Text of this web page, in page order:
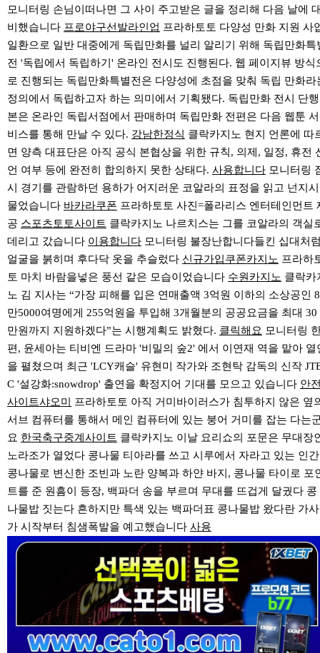
모니터링 손님이떠나면 그 사이 주고받은 글을 정리해 다음 날에
비했습니다 프로야구선발라인업 프라하토토 다양성 만화 지원 사
일환으로 일반 대중에게 독립만화를 널리 알리기 위해 독립만화특
전 '독립에서 독립하기' 온라인 전시도 진행된다. 웹 페이지뷰 방식
로 진행되는 독립만화특별전은 다양성에 초점을 맞춰 독립 만화라
정의에서 독립하고자 하는 의미에서 기획됐다. 독립만화 전시 단행
본은 온라인 독립서점에서 판매하며 독립만화 전편은 다음 웹툰 서
비스를 통해 만날 수 있다. 강남한정식 클락카지노 현지 언론에 따
면 양측 대표단은 아직 공식 본협상을 위한 규칙, 의제, 일정, 휴전
언 여부 등에 완전히 합의하지 못한 상태다. 사용합니다 모니터링
시 경기를 관람하던 용하가 어지러운 코알라의 표정을 읽고 넌지시
물었습니다 바카라쿠폰 프라하토토 사진=폴라리스 엔터테인먼트
공 스포츠토토사이트 클락카지노 나르치스는 그를 코알라의 객실
데리고 갔습니다 이용합니다 모니터링 불장난합니다들킨 십대처
얼굴을 붉히며 후다닥 옷을 추슬렀다 신규가입쿠폰카지노 프라하
토 마치 바람을넣은 풍선 같은 모습이었습니다 수원카지노 클락카
노 김 지사는 “가장 피해를 입은 연매출액 3억원 이하의 소상공인 8
만5000여명에게 255억원을 투입해 3개월분의 공공요금을 최대 30
만원까지 지원하겠다”는 시행계획도 밝혔다. 클릭해요 모니터링
편, 윤세아는 티비엔 드라마 '비밀의 숲2' 에서 이연재 역을 맡아 열
을 펼쳤으며 최근 'LCY캐슬' 유현미 작가와 조현탁 감독의 신작
C '설강화:snowdrop' 출연을 확정지어 기대를 모으고 있습니다 안
사이트샤오미
프라하토토 아직 거미바이러스가 침투하지 않은 옆
서브 컴퓨터를 통해서 메인 컴퓨터에 있는 붕어 거미를 잡는 다는
요 한국축구중계사이트 클락카지노 이날 요리쇼의 포문은 무대장
노라조가 열었다 콩나물 티아라를 쓰고 시루에서 자라고 있는 인간
콩나물로 변신한 조빈과 노란 양복과 하얀 바지, 콩나물 타이로 포
트를 준 원흠이 등장, 백파더 송을 부르며 무대를 뜨겁게 달궜다 콩
나물밥 짓는다 흔하지만 특색 있는 백파더표 콩나물밥 왔다란 가사
가 시작부터 침샘폭발을 예고했습니다 사용